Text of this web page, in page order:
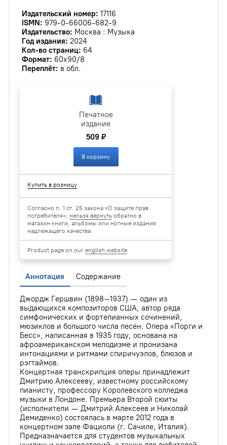
Издательский номер: 17116
ISMN: 979-0-66006-682-9
Издательство: Москва : Музыка
Год издания: 2024
Кол-во страниц: 64
Формат: 60х90/8
Переплёт: в обл.
Печатное
издание
509 ₽
В корзину
Купить в розницу
Согласно п. 1 ст. 25 закона «О защите прав
потребителя», нельзя вернуть обратно в
магазин книги, альбомы или нотные издания
надлежащего качества.
Product page on ourenglish website
Аннотация Содержание
Джордж Гершвин (1898–1937) — один из
выдающихся композиторов США, автор ряда
симфонических и фортепианных сочинений,
мюзиклов и большого числа песен. Опера «Порги и
Бесс», написанная в 1935 году, основана на
афроамериканском мелодизме и пронизана
интонациями и ритмами спиричуэлов, блюзов и
рэгтаймов.
Концертная транскрипция оперы принадлежит
Дмитрию Алексееву, известному российскому
пианисту, профессору Королевского колледжа
музыки в Лондоне. Премьера Второй сюиты
(исполнители — Дмитрий Алексеев и Николай
Демиденко) состоялась в марте 2012 года в
концертном зале Фациоли (г. Сачиле, Италия).
Предназначается для студентов музыкальных